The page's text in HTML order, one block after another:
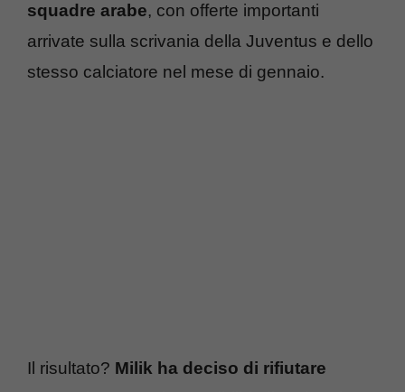
squadre arabe, con offerte importanti
arrivate sulla scrivania della Juventus e dello
stesso calciatore nel mese di gennaio.
Il risultato? Milik ha deciso di rifiutare